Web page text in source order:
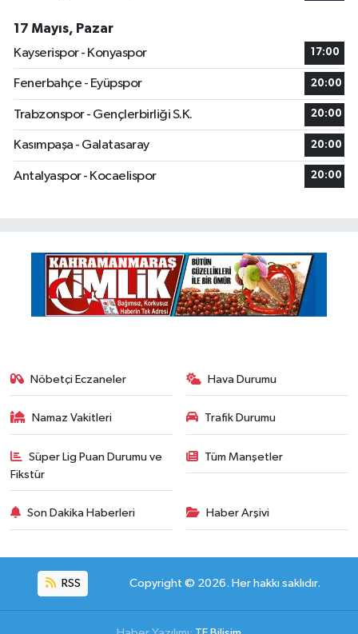
17 Mayıs, Pazar
Kayserispor - Konyaspor
17:00
Fenerbahçe - Eyüpspor 20:00
Trabzonspor - Gençlerbirliği S.K. 20:00
Kasımpaşa - Galatasaray 20:00
Antalyaspor - Kocaelispor 20:00
Nöbetçi Eczaneler Hava Durumu
Namaz Vakitleri Trafik Durumu
Süper Lig Puan Durumu ve
Fikstür
Tüm Manşetler
Son Dakika Haberleri Haber Arşivi
RSS Copyright © 2026. Her hakkı saklıdır.